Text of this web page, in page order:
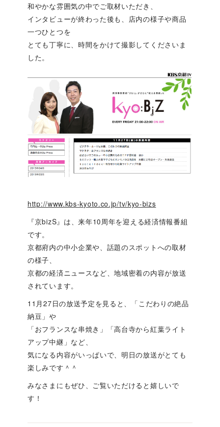
和やかな雰囲気の中でご取材いただき、
インタビューが終わった後も、店内の様子や商品
一つひとつを
とても丁寧に、時間をかけて撮影してくださいま
した。
http://www.kbs-kyoto.co.jp/tv/kyo-bizs
『京bizS』は、来年10周年を迎える経済情報番組
です。
京都府内の中小企業や、話題のスポットへの取材
の様子、
京都の経済ニュースなど、地域密着の内容が放送
されています。
11月27日の放送予定を見ると、「こだわりの絶品
納豆」や
「おフランスな串焼き」「高台寺から紅葉ライト
アップ中継」など、
気になる内容がいっぱいで、明日の放送がとても
楽しみです＾＾
みなさまにもぜひ、ご覧いただけると嬉しいで
す！